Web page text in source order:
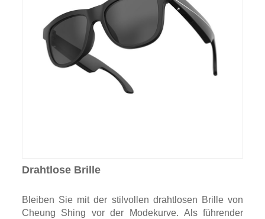
Drahtlose Brille
Bleiben Sie mit der stilvollen drahtlosen Brille von
Cheung Shing vor der Modekurve. Als führender